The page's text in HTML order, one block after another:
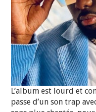
L’album est lourd et
passe d’un son trap